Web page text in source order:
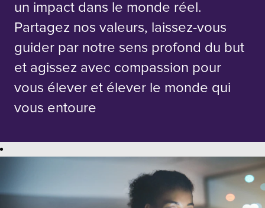
un impact dans le monde réel.
Partagez nos valeurs, laissez-vous
guider par notre sens profond du but
et agissez avec compassion pour
vous élever et élever le monde qui
vous entoure